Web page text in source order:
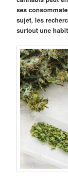
ses
sujet, les
surtout une